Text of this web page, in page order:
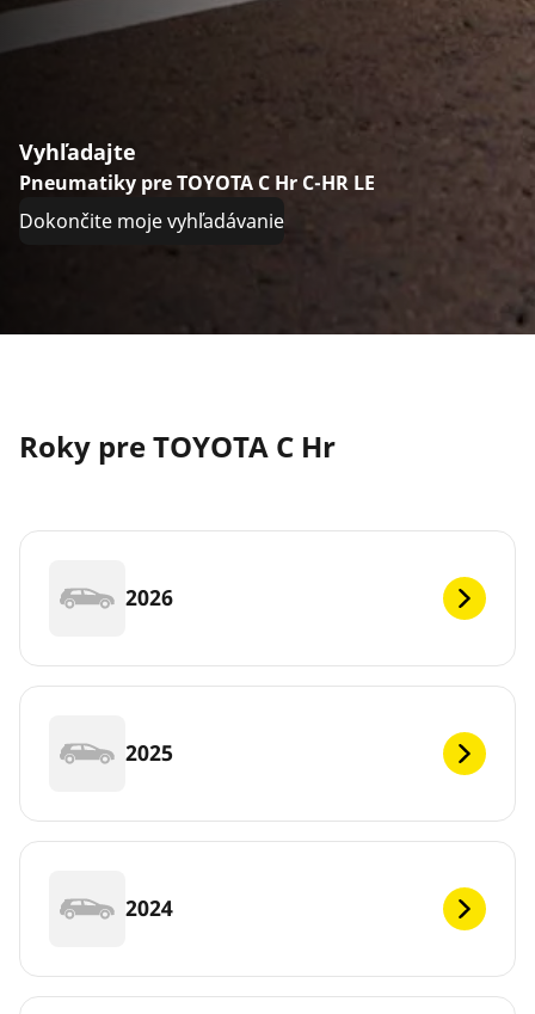
Vyhľadajte
Pneumatiky pre TOYOTA C Hr C-HR LE
Dokončite moje vyhľadávanie
Roky pre TOYOTA C Hr
2026
2025
2024